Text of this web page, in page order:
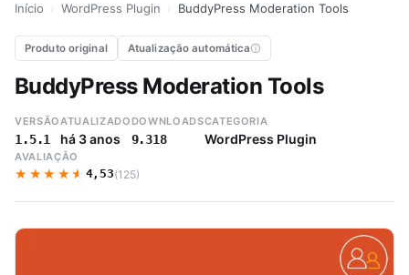
Início WordPress Plugin BuddyPress Moderation Tools
Produto original Atualização automática
BuddyPress Moderation Tools
VERSÃO
1.5.1
ATUALIZADO
há 3 anos
DOWNLOADS
9.318
CATEGORIA
WordPress Plugin
AVALIAÇÃO
★★★★★
★★★★★ 4,53(125)